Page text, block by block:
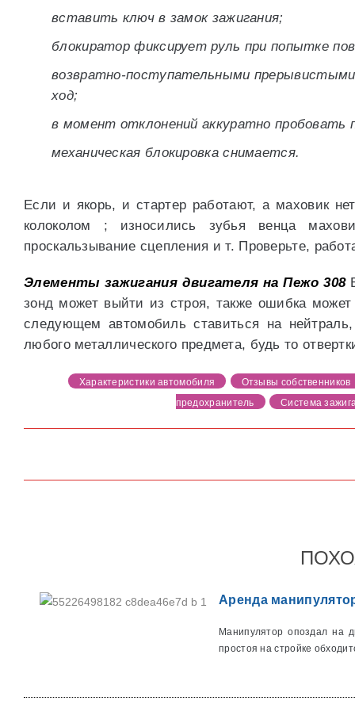
вставить ключ в замок зажигания;
блокиратор фиксирует руль при попытке
возвратно-поступательными
ход;
в момент отклонений аккуратно пробовать
механическая блокировка снимается.
Если и якорь, и стартер работают, а маховик
колоколом ; износились зубья венца
проскальзывание сцепления и т. Проверьте,
Элементы зажигания двигателя на Пежо 308
зонд может выйти из строя, также ошибка может
следующем автомобиль ставиться на
любого металлического предмета, будь то
Характеристики автомобиля
Отзывы собственников
предохранитель
Система
Аренда
Манипулятор опоздал на
простоя на стройке